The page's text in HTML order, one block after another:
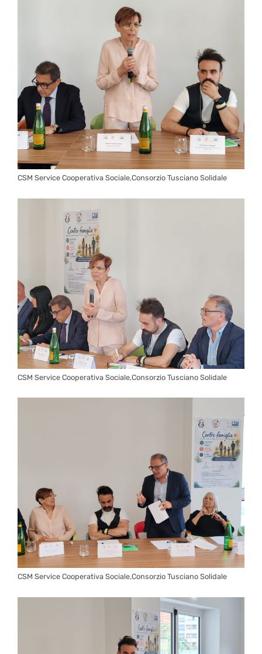
CSM Service Cooperativa Sociale,Consorzio Tusciano Solidale
CSM Service Cooperativa Sociale,Consorzio Tusciano Solidale
CSM Service Cooperativa Sociale,Consorzio Tusciano Solidale